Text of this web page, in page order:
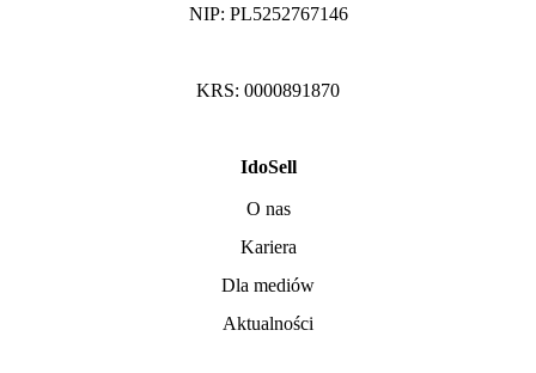
NIP: PL5252767146
KRS: 0000891870
IdoSell
O nas
Kariera
Dla mediów
Aktualności